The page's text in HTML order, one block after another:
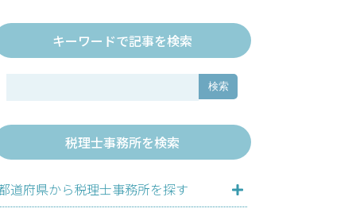
キーワードで記事を検索
検索
税理士事務所を検索
道府県から税理士事務所を探す